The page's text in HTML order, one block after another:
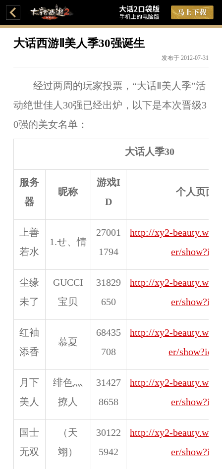
大话西游Ⅱ美人季30强诞生
发布于 2012-07-31
经过两周的玩家投票，“大话Ⅱ美人季”活
动绝世佳人30强已经出炉，以下是本次晋级3
0强的美女名单：
大话人季30
服务
器
昵称
游戏I
D
个人页面
上善
若水
1.せ、情
27001
1794
http://xy2-
er/
尘缘
未了
GUCCI
宝贝
31829
650
http://xy2-
er/
红袖
添香
慕夏
68435
708
http://xy2-
er/
月下
美人
绯色灬
撩人
31427
8658
http://xy2-
er/
国士
无双
（天
翊）
30122
5942
http://xy2-
er/